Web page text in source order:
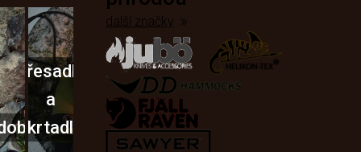
Křesadla
a
škrtadla
další značky